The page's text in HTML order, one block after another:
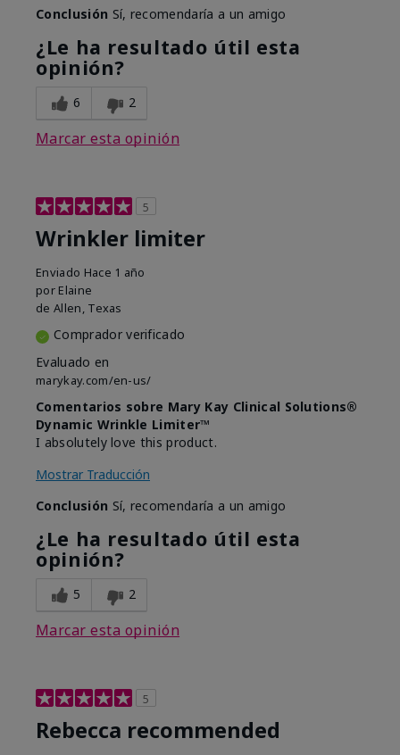
Conclusión Sí, recomendaría a un amigo
¿Le ha resultado útil esta
opinión?
6 2
Marcar esta opinión
5
Wrinkler limiter
Enviado Hace 1 año
por Elaine
de Allen, Texas
Comprador verificado
Evaluado en
marykay.com/en-us/
Comentarios sobre Mary Kay Clinical Solutions®
Dynamic Wrinkle Limiter™
I absolutely love this product.
Mostrar Traducción
Conclusión Sí, recomendaría a un amigo
¿Le ha resultado útil esta
opinión?
5 2
Marcar esta opinión
5
Rebecca recommended